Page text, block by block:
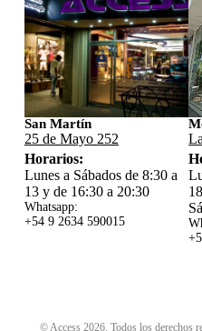
San Martín
25 de Mayo 252
Horarios:
Lunes a Sábados de 8:30 a
13 y de 16:30 a 20:30
Whatsapp:
+54 9 2634 590015
18
© Access 2026. Todos los derechos